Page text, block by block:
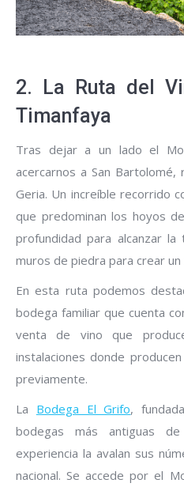
2. La Ruta del
Timanfaya
Tras dejar a un lado el
acercarnos a San
Geria. Un increíble recorrido
que predominan los hoyos
profundidad para alcanzar
muros de piedra para crear un
En esta ruta podemos
bodega familiar que cuenta
venta de vino que
instalaciones donde
previamente.
La Bodega El Grifo,
bodegas más antiguas
experiencia la avalan sus
nacional. Se accede por el